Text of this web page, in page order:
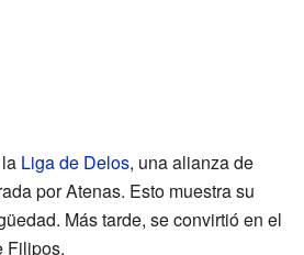
Liga de Delos, una alianza de
por Atenas. Esto muestra su
Más tarde, se convirtió en el
Filipos.